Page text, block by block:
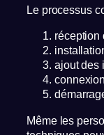
Le processus
réception
ajout des
Même les